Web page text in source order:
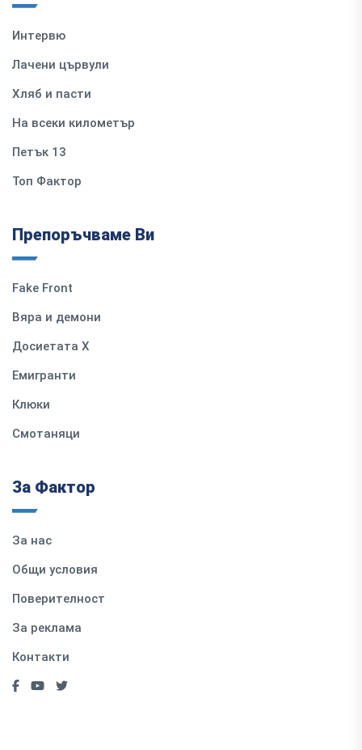
Интервю
Лачени цървули
Хляб и пасти
На всеки километър
Петък 13
Топ Фактор
Препоръчваме Ви
Fake Front
Вяра и демони
Досиетата Х
Емигранти
Клюки
Смотаняци
За Фактор
За нас
Общи условия
Поверителност
За реклама
Контакти